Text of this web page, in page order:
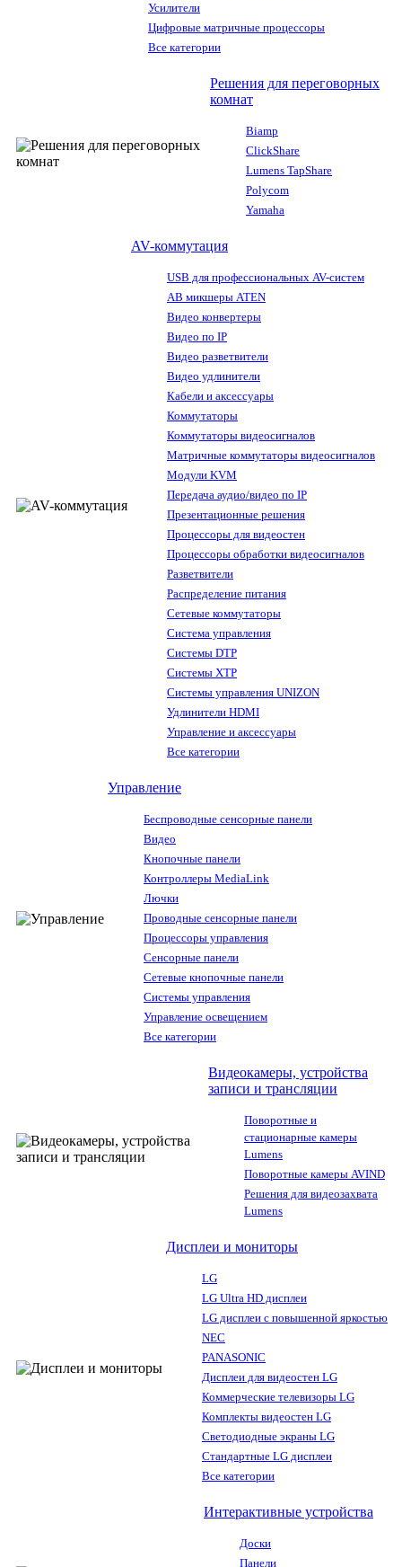
Усилители
Цифровые матричные процессоры
Все категории
Решения для переговорных
комнат
Biamp
ClickShare
Lumens TapShare
Polycom
Yamaha
AV-коммутация
USB для профессиональных AV-систем
АВ микшеры ATEN
Видео конвертеры
Видео по IP
Видео разветвители
Видео удлинители
Кабели и аксессуары
Коммутаторы
Коммутаторы видеосигналов
Матричные коммутаторы видеосигналов
Модули KVM
Передача аудио/видео по IP
Презентационные решения
Процессоры для видеостен
Процессоры обработки видеосигналов
Разветвители
Распределение питания
Сетевые коммутаторы
Система управления
Системы DTP
Системы XTP
Системы управления UNIZON
Удлинители HDMI
Управление и аксессуары
Все категории
Управление
Беспроводные сенсорные панели
Видео
Кнопочные панели
Контроллеры MediaLink
Лючки
Проводные сенсорные панели
Процессоры управления
Сенсорные панели
Сетевые кнопочные панели
Системы управления
Управление освещением
Все категории
Видеокамеры, устройства
записи и трансляции
Поворотные и
стационарные камеры
Lumens
Поворотные камеры AVIND
Решения для видеозахвата
Lumens
Дисплеи и мониторы
LG
LG Ultra HD дисплеи
LG дисплеи с повышенной яркостью
NEC
PANASONIC
Дисплеи для видеостен LG
Коммерческие телевизоры LG
Комплекты видеостен LG
Светодиодные экраны LG
Стандартные LG дисплеи
Все категории
Интерактивные устройства
Доски
Панели